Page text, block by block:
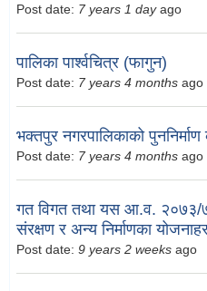
Post date: 7 years 1 dayago
पालिका पार्श्वचित्र (फागुन)
Post date: 7 years 4 months ago
भक्तपुर नगरपालिकाको पुननिर्माण
Post date: 7 years 4 months ago
गत विगत तथा यस आ.व. २०७३/७४
संरक्षण र अन्य निर्माणका
Post date: 9 years 2 weeks ago